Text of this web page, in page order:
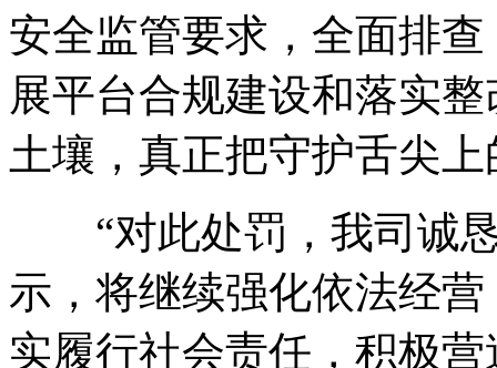
安全监管要求，全面排
展平台合规建设和落实
土壤，真正把守护舌尖
“对此处罚，我司诚恳
示，将继续强化依法经
实履行社会责任，积极